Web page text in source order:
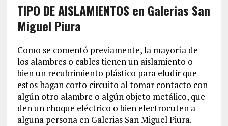
TIPO DE AISLAMIENTOS en Galerias San
Miguel Piura
Como se comentó previamente, la mayoría de
los alambres o cables tienen un aislamiento o
bien un recubrimiento plástico para eludir que
estos hagan corto circuito al tomar contacto con
algún otro alambre o algún objeto metálico, que
den un choque eléctrico o bien electrocuten a
alguna persona en Galerias San Miguel Piura.